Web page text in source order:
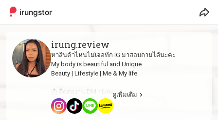
irungstory
irung.review
หาสินค้าไหนไม่เจอทัก IG มาสอบถามได้นะคะ
My body is beautiful and Unique
Beauty | Lifestyle | Me & My life
📩 ติดต่องาน DM / Lineดูเพิ่มเติม